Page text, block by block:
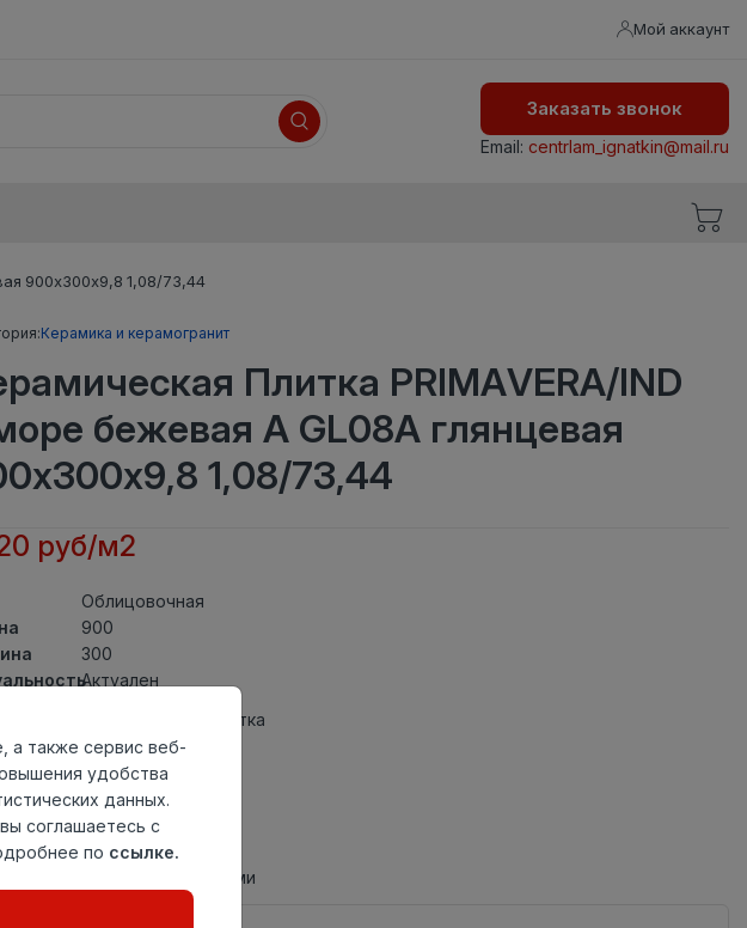
Мой аккаунт
Заказать звонок
Email: centrlam_ignatkin@mail.ru
900х300х9,8 1,08/73,44
Керамика и керамогранит
Плитка PRIMAVERA/IND
бежевая А GL08A глянцевая
1,08/73,44
руб/м2
Облицовочная
900
300
Актуален
Керамическая Плитка
9,8
глянцевая
Индия
Книга с коллекциями
а также сервис веб-
удобства
данных.
соглашаетесь с
по ссылке.